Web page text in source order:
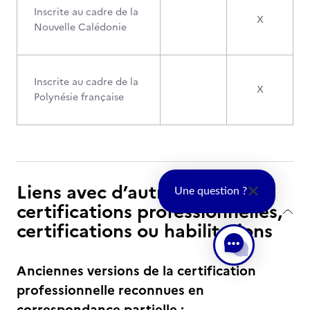
Inscrite au cadre de la
Nouvelle Calédonie
X
Inscrite au cadre de la
Polynésie française
X
Liens avec d’autres
certifications professionnelles,
certifications ou habilitations
Anciennes versions de la certification
professionnelle reconnues en
Une question ?